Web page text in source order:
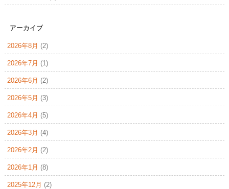
アーカイブ
2026年8月 (2)
2026年7月 (1)
2026年6月 (2)
2026年5月 (3)
2026年4月 (5)
2026年3月 (4)
2026年2月 (2)
2026年1月 (8)
2025年12月 (2)